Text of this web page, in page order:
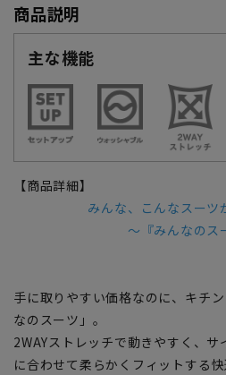
商品説明
主な機能
【商品詳細】
みんな、こんなスーツ
～『みんなのス
手に取りやすい価格なのに、キチ
なのスーツ」。
2WAYストレッチで動きやすく、
に合わせて柔らかくフィットする